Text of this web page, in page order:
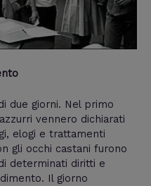
due giorni. Nel primo
vennero dichiarati
elogi e trattamenti
gli occhi castani furono
determinati diritti e
Il giorno